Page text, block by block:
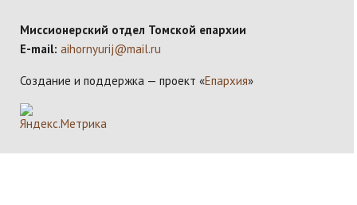
Миссионерский отдел Томской епархии
E-mail: aihornyurij@mail.ru
Создание и поддержка — проект «Епархия»